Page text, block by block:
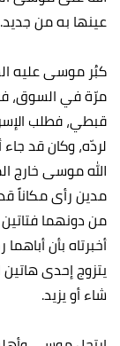
عينها به من جديد.
كبُر موسى عليه
مرّة في السوق،
قبطي، فطلب
لردّه، وكان قد
الله موسى خارج
مدين رأى مكاناً
من دونهما
أخبرتاه بأن
يتزوج إحدى
شاء أو يزيد.